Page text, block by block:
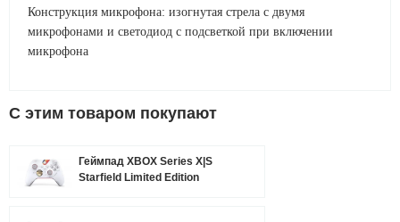
Конструкция микрофона: изогнутая стрела с двумя
микрофонами и светодиод с подсветкой при включении
микрофона
C этим товаром покупают
Геймпад XBOX Series X|S
Starfield Limited Edition